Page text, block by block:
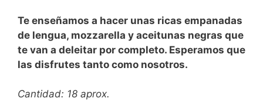
Te enseñamos a hacer unas ricas empanadas
de lengua, mozzarella y aceitunas negras que
te van a deleitar por completo. Esperamos que
las disfrutes tanto como nosotros.
Cantidad: 18 aprox.